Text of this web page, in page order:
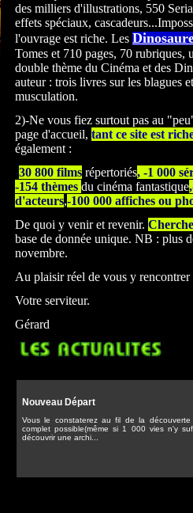
des milliers d'illustrations, 550
effets spéciaux,
l'ouvrage est riche. Les
Tomes et 710 pages, 70 rubriques,
double thème du Cinéma et des
auteur : trois livres sur les blagues
musculation.
2)-Ne vous fiez surtout pas au
page d'accueil, tant ce site est
également :
-30 800 films répertoriés, -1 000
-154 thèmes du cinéma fantastique
d'acteurs,-100 000 affiches ou
De quoi y venir et revenir.
base de donnée unique. NB : plus
novembre.
Au plaisir réel de vous y rencontrer
Votre serviteur.
Gérard
Nouveau Départ
Vous le constaterez au fil de la
complet possible(même si 1 000 vies n'y
découvrir une archi...